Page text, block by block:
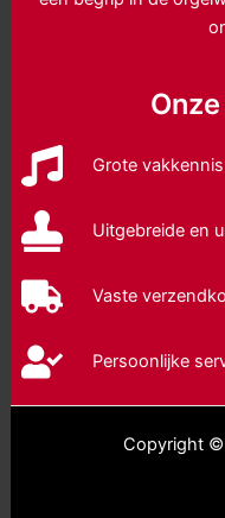
Grote
Uitgebreide en
Vaste
Persoonlijke
Copyright ©